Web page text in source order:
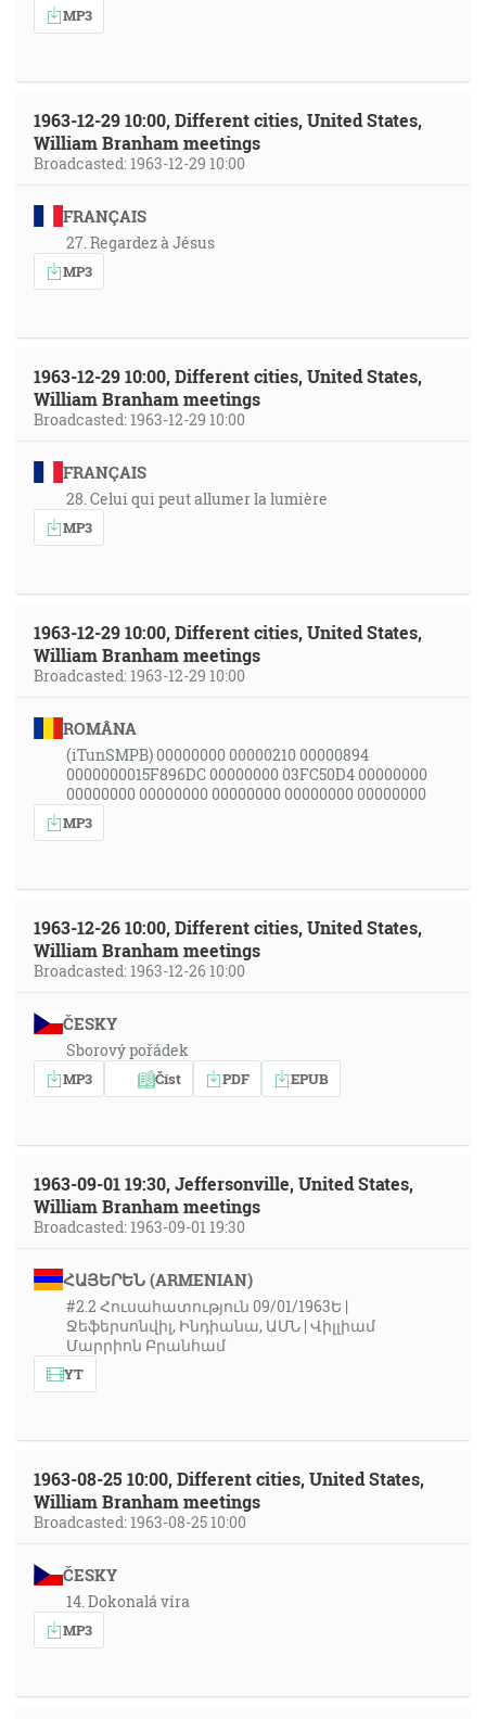
MP3
1963-12-29 10:00, Different cities, United States,
William Branham meetings
Broadcasted: 1963-12-29 10:00
FRANÇAIS
27. Regardez à Jésus
MP3
1963-12-29 10:00, Different cities, United States,
William Branham meetings
Broadcasted: 1963-12-29 10:00
FRANÇAIS
28. Celui qui peut allumer la lumière
MP3
1963-12-29 10:00, Different cities, United States,
William Branham meetings
Broadcasted: 1963-12-29 10:00
ROMÂNA
(iTunSMPB) 00000000 00000210 00000894
0000000015F896DC 00000000 03FC50D4 00000000
00000000 00000000 00000000 00000000 00000000
MP3
1963-12-26 10:00, Different cities, United States,
William Branham meetings
Broadcasted: 1963-12-26 10:00
ČESKY
Sborový pořádek
MP3 Číst PDF EPUB
1963-09-01 19:30, Jeffersonville, United States,
William Branham meetings
Broadcasted: 1963-09-01 19:30
ՀԱՅԵՐԵՆ (ARMENIAN)
#2.2 Հուսահատություն 09/01/1963Ե |
Ջեֆերսոնվիլ, Ինդիանա, ԱՄՆ | Վիլլիամ
Մարրիոն Բրանհամ
YT
1963-08-25 10:00, Different cities, United States,
William Branham meetings
Broadcasted: 1963-08-25 10:00
ČESKY
14. Dokonalá víra
MP3